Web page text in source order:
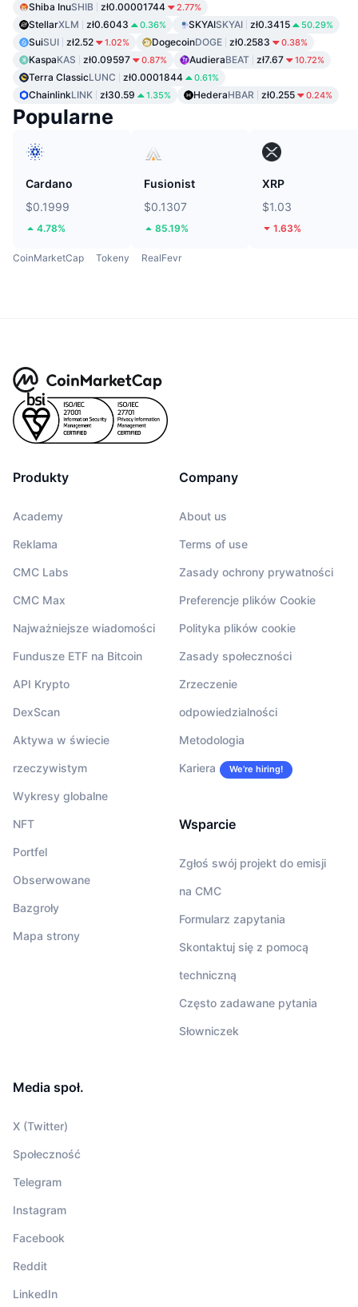
Shiba InuSHIB zł0.00001744 2.77%
StellarXLM zł0.6043 0.36% SKYAISKYAI zł0.3415 50.29%
SuiSUI zł2.52 1.02% DogecoinDOGE zł0.2583 0.38%
KaspaKAS zł0.09597 0.87% AudieraBEAT zł7.67 10.72%
Terra ClassicLUNC zł0.0001844 0.61%
ChainlinkLINK zł30.59 1.35% HederaHBAR zł0.255 0.24%
Popularne
Cardano
$0.1999
4.78%
Fusionist
$0.1307
85.19%
XRP
$1.03
1.63%
CoinMarketCap Tokeny RealFevr
Produkty
Academy
Reklama
CMC Labs
CMC Max
Najważniejsze wiadomości
Fundusze ETF na Bitcoin
API Krypto
DexScan
Aktywa w świecie
rzeczywistym
Wykresy globalne
NFT
Portfel
Obserwowane
Bazgroły
Mapa strony
Company
About us
Terms of use
Zasady ochrony prywatności
Preferencje plików Cookie
Polityka plików cookie
Zasady społeczności
Zrzeczenie
odpowiedzialności
Metodologia
Kariera We’re hiring!
Wsparcie
Zgłoś swój projekt do emisji
na CMC
Formularz zapytania
Skontaktuj się z pomocą
techniczną
Często zadawane pytania
Słowniczek
Media społ.
X (Twitter)
Społeczność
Telegram
Instagram
Facebook
Reddit
LinkedIn